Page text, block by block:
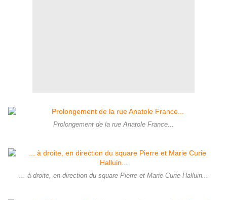
Prolongement de la rue Anatole France...
... à droite, en direction du square Pierre et Marie Curie Halluin...